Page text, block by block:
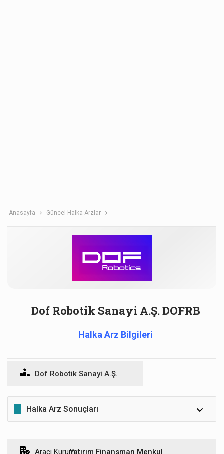
Anasayfa Güncel Halka Arzlar
Dof Robotik Sanayi A.Ş. DOFRB
Halka Arz Bilgileri
Dof Robotik Sanayi A.Ş.
Halka Arz Sonuçları
Aracı Kurum:Yatırım Finansman Menkul